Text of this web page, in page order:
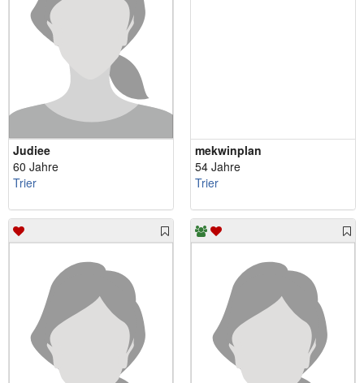
Judiee
60 Jahre
Trier
mekwinplan
54 Jahre
Trier